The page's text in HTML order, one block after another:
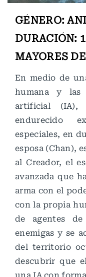
GÉNERO:
DURACIÓN:
MAYORES
En medio de
humana y las
artificial (IA),
endurecido
especiales, en
esposa (Chan),
al Creador, el
avanzada que
arma con el
con la propia
de agentes
enemigas y se
del territorio
descubrir que
una IA con